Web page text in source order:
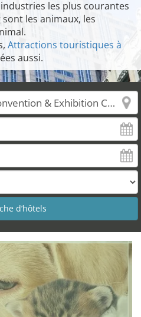
les plus courantes
les animaux, les
Attractions touristiques à
aussi.